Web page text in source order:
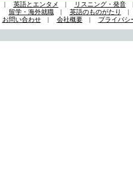
| 英語とエンタメ | リスニング・発音
留学・海外就職| 英語のものがたり
お問い合わせ| 会社概要| プライバシ